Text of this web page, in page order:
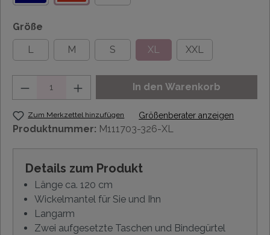
Größe
L
M S XL XXL
In den Warenkorb
Zum Merkzettel hinzufügen Größenberater anzeigen
Produktnummer: M111703-326-XL
Details zum Produkt
Länge ca. 120 cm
Wickelmantel für Sie und Ihn
Langarm
Zwei aufgesetzte Taschen und Bindegürtel